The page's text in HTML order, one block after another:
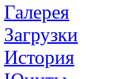
Галерея
Загрузки
История